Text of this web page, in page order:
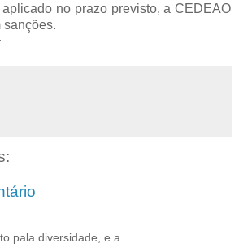
no prazo previsto, a CEDEAO
sanções.
pala diversidade, e a